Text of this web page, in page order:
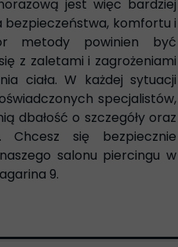
jest więc bardziej
bezpieczeństwa, komfortu i
metody powinien być
z zaletami i zagrożeniami
ciała. W każdej sytuacji
specjalistów,
dbałość o szczegóły oraz
Chcesz się bezpiecznie
salonu piercingu w
9.